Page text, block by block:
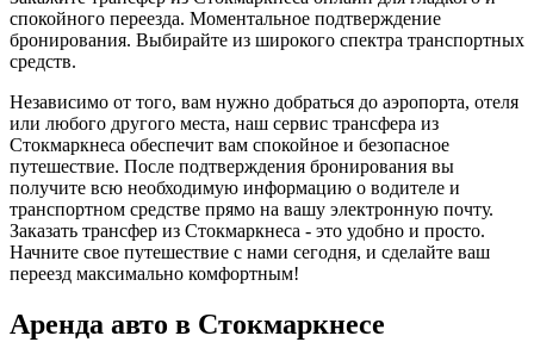
спокойного переезда. Моментальное подтверждение
бронирования. Выбирайте из широкого спектра транспортных
средств.
Независимо от того, вам нужно добраться до аэропорта, отеля
или любого другого места, наш сервис трансфера из
Стокмаркнеса обеспечит вам спокойное и безопасное
путешествие. После подтверждения бронирования вы
получите всю необходимую информацию о водителе и
транспортном средстве прямо на вашу электронную почту.
Заказать трансфер из Стокмаркнеса - это удобно и просто.
Начните свое путешествие с нами сегодня, и сделайте ваш
переезд максимально комфортным!
Аренда авто в Стокмаркнесе